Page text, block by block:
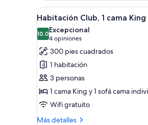
Floor
Abrir
todas
las
fotos
de
Habitación
Club,
1
cama
King
7
Habitación Club, 1 cama
10.010.0 de 10
Excepcional
4 opiniones
(4
opiniones)
300 pies cuadrados
1 habitación
3 personas
1 cama King y 1 sofá cama
Wifi gratuito
Más detalles
Más